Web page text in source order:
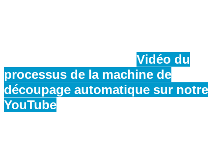
Vidéo du
processus de la machine de
découpage automatique sur notre
YouTube